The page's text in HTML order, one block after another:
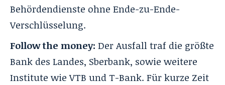
Behördendienste ohne Ende-zu-Ende-
Verschlüsselung.
Follow the money: Der Ausfall traf die größte
Bank des Landes, Sberbank, sowie weitere
Institute wie VTB und T-Bank. Für kurze Zeit